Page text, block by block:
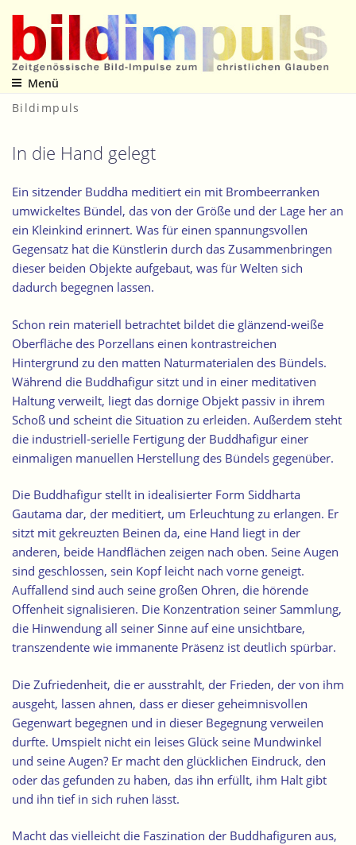
Inhalt
springen
Zeitgenössische Bild-Impulse zum christlichen Glauben
Menü
Bildimpuls
In die Hand gelegt
Ein sitzender Buddha meditiert ein mit Brombeerranken
umwickeltes Bündel, das von der Größe und der Lage her an
ein Kleinkind erinnert. Was für einen spannungsvollen
Gegensatz hat die Künstlerin durch das Zusammenbringen
dieser beiden Objekte aufgebaut, was für Welten sich
dadurch begegnen lassen.
Schon rein materiell betrachtet bildet die glänzend-weiße
Oberfläche des Porzellans einen kontrastreichen
Hintergrund zu den matten Naturmaterialen des Bündels.
Während die Buddhafigur sitzt und in einer meditativen
Haltung verweilt, liegt das dornige Objekt passiv in ihrem
Schoß und scheint die Situation zu erleiden. Außerdem steht
die industriell-serielle Fertigung der Buddhafigur einer
einmaligen manuellen Herstellung des Bündels gegenüber.
Die Buddhafigur stellt in idealisierter Form Siddharta
Gautama dar, der meditiert, um Erleuchtung zu erlangen. Er
sitzt mit gekreuzten Beinen da, eine Hand liegt in der
anderen, beide Handflächen zeigen nach oben. Seine Augen
sind geschlossen, sein Kopf leicht nach vorne geneigt.
Auffallend sind auch seine großen Ohren, die hörende
Offenheit signalisieren. Die Konzentration seiner Sammlung,
die Hinwendung all seiner Sinne auf eine unsichtbare,
transzendente wie immanente Präsenz ist deutlich spürbar.
Die Zufriedenheit, die er ausstrahlt, der Frieden, der von ihm
ausgeht, lassen ahnen, dass er dieser geheimnisvollen
Gegenwart begegnen und in dieser Begegnung verweilen
durfte. Umspielt nicht ein leises Glück seine Mundwinkel
und seine Augen? Er macht den glücklichen Eindruck, den
oder das gefunden zu haben, das ihn erfüllt, ihm Halt gibt
und ihn tief in sich ruhen lässt.
Macht das vielleicht die Faszination der Buddhafiguren aus,